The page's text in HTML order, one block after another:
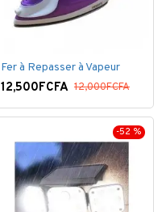
Fer à Repasser à Vapeur
12,500FCFA 12,000FCFA
-52 %